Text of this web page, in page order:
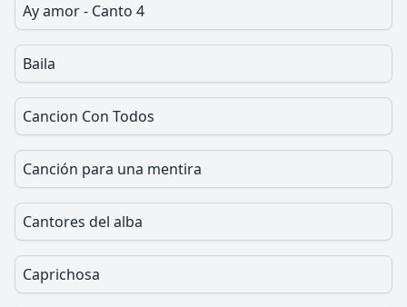
Ay amor - Canto 4
Baila
Cancion Con Todos
Canción para una mentira
Cantores del alba
Caprichosa